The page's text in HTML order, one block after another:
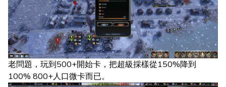
老問題，玩到500+開始卡，把超級採樣從150%降到
100% 800+人口微卡而已。